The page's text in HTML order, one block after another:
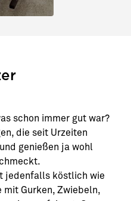
schon immer gut war?
die seit Urzeiten
genießen ja wohl
jedenfalls köstlich wie
Gurken, Zwiebeln,